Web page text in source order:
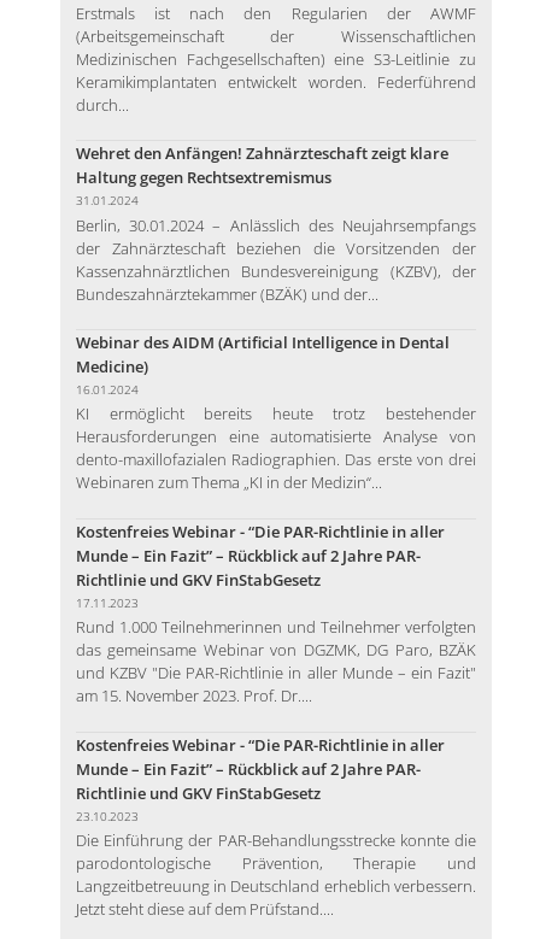
Erstmals ist nach den Regularien der AWMF
(Arbeitsgemeinschaft der Wissenschaftlichen
Medizinischen Fachgesellschaften) eine S3-Leitlinie zu
Keramikimplantaten entwickelt worden. Federführend
durch...
Wehret den Anfängen! Zahnärzteschaft zeigt klare
Haltung gegen Rechtsextremismus
31.01.2024
Berlin, 30.01.2024 – Anlässlich des Neujahrsempfangs
der Zahnärzteschaft beziehen die Vorsitzenden der
Kassenzahnärztlichen Bundesvereinigung (KZBV), der
Bundeszahnärztekammer (BZÄK) und der...
Webinar des AIDM (Artificial Intelligence in Dental
Medicine)
16.01.2024
KI ermöglicht bereits heute trotz bestehender
Herausforderungen eine automatisierte Analyse von
dento-maxillofazialen Radiographien. Das erste von drei
Webinaren zum Thema „KI in der Medizin“...
Kostenfreies Webinar - “Die PAR-Richtlinie in aller
Munde – Ein Fazit” – Rückblick auf 2 Jahre PAR-
Richtlinie und GKV FinStabGesetz
17.11.2023
Rund 1.000 Teilnehmerinnen und Teilnehmer verfolgten
das gemeinsame Webinar von DGZMK, DG Paro, BZÄK
und KZBV "Die PAR-Richtlinie in aller Munde – ein Fazit"
am 15. November 2023. Prof. Dr....
Kostenfreies Webinar - “Die PAR-Richtlinie in aller
Munde – Ein Fazit” – Rückblick auf 2 Jahre PAR-
Richtlinie und GKV FinStabGesetz
23.10.2023
Die Einführung der PAR-Behandlungsstrecke konnte die
parodontologische Prävention, Therapie und
Langzeitbetreuung in Deutschland erheblich verbessern.
Jetzt steht diese auf dem Prüfstand....